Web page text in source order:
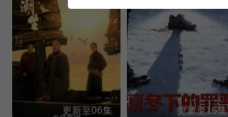
更新至06集 更新至16集